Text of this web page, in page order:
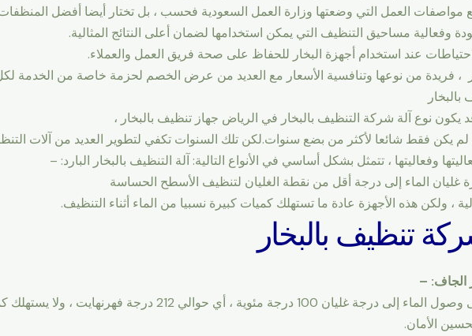
مواصفات العمل التي وضعتها وزارة العمل السعودية فحسب ، بل تختار أيضا أفضل
وفعالية مساحيق التنظيف التي يمكن استخدامها لضمان أعلى النتائج المثالية.
عند استخدام أجهزة البخار للحفاظ على صحة فريق العمل والعملاء.
، فريدة من نوعها وتنافسية الأسعار مع العديد من عرض الخصم لحزمة خاصة من الخدمة
نوع آلة شركة التنظيف بالبخار في الرياض جهاز تنظيف بالبخار ،
؛ لم يكن فقط شائعا لأكثر من بضع سنوات.لكن تلك السنوات تكفي لتطوير العديد من آلات
وفعاليتها ، تتمثل بشكل أساسي في الأنواع التالية: آلة التنظيف بالبخار البارد: –
غليان الماء إلى درجة أقل من نقطة الغليان لتنظيف الأسطح الحساسة
، ولكن هذه الأجهزة عادة ما تستهلك كميات كبيرة نسبيا من الماء أثناء التنظيف.
تنظيف بالبخار
الجاف: –
يعتمد هذا النوع على وصول الماء إلى درجة غليان 100 درجة
الأمان.